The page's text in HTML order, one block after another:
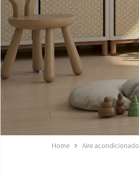
Home Aire acondicionado